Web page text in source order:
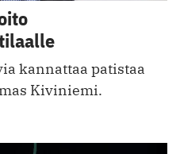
kannattaa patistaa
Kiviniemi.